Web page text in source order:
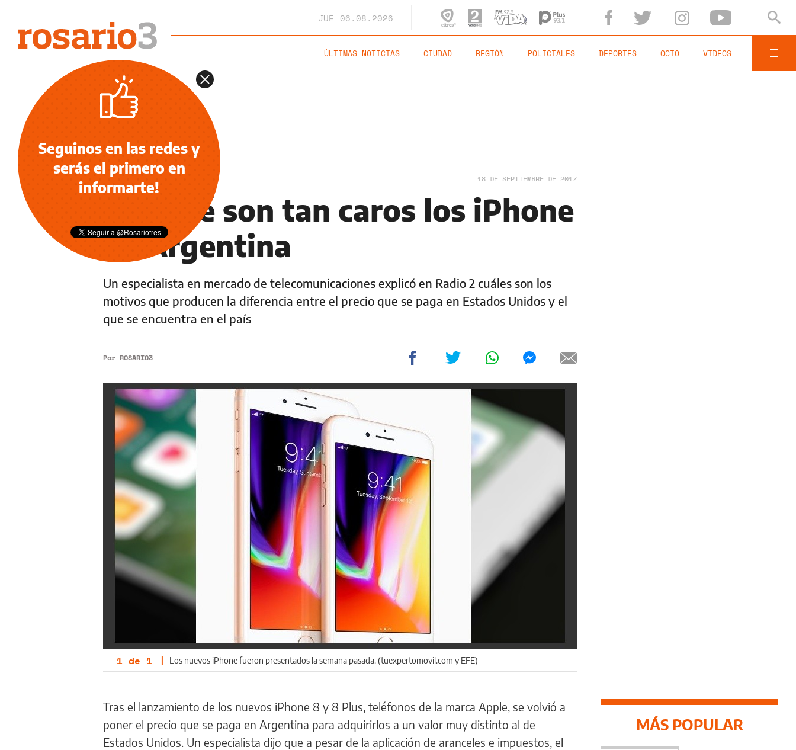
JUE 06.08.2026
ÚLTIMAS NOTICIAS CIUDAD REGIÓN POLICIALES DEPORTES OCIO VIDEOS
NOTICIAS 18 DE SEPTIEMBRE DE 2017
Por qué son tan caros los iPhone
en Argentina
Un especialista en mercado de telecomunicaciones explicó en Radio 2 cuáles son los
motivos que producen la diferencia entre el precio que se paga en Estados Unidos y el
que se encuentra en el país
Por ROSARIO3
1 de 1 | Los nuevos iPhone fueron presentados la semana pasada. (tuexpertomovil.com y EFE)
Tras el lanzamiento de los nuevos iPhone 8 y 8 Plus, teléfonos de la marca Apple, se volvió a
poner el precio que se paga en Argentina para adquirirlos a un valor muy distinto al de
Estados Unidos. Un especialista dijo que a pesar de la aplicación de aranceles e impuestos, el
MÁS POPULAR
Seguinos en las redes y
serás el primero en
informarte!